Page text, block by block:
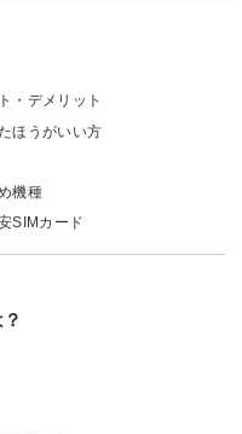
・デメリット
ほうがいい方
機種
SIMカード